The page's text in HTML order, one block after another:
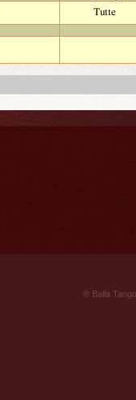
Tutte
® Balla